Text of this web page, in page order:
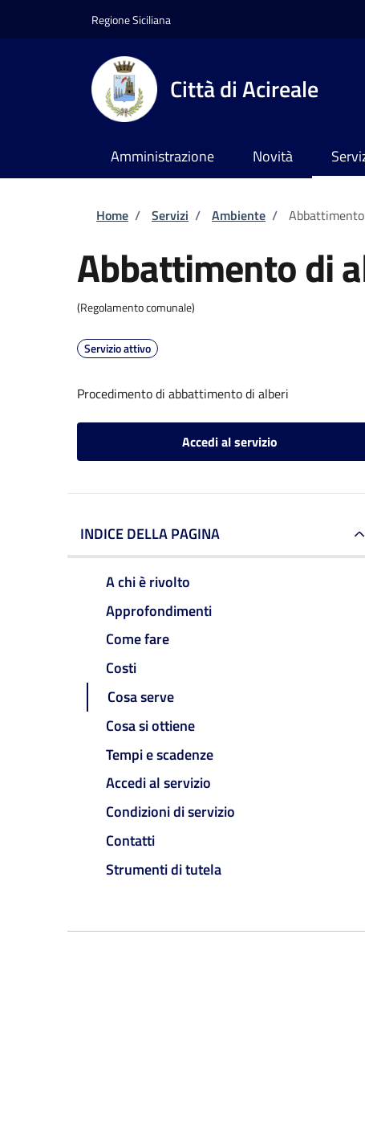
Regione Siciliana
Città di Acireale
Amministrazione Novità
Briciole di pane
Home / Servizi / Ambiente /
Abbattimento di
(Regolamento comunale)
Servizio attivo
Procedimento di abbattimento di alberi
Accedi al servizio
INDICE DELLA PAGINA
A chi è rivolto
Approfondimenti
Come fare
Costi
Cosa serve
Cosa si ottiene
Tempi e scadenze
Accedi al servizio
Condizioni di servizio
Contatti
Strumenti di tutela